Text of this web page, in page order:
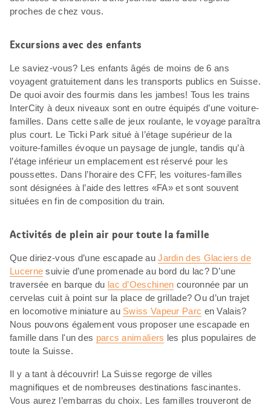
proches de chez vous.
Excursions avec des enfants
Le saviez-vous? Les enfants âgés de moins de 6 ans
voyagent gratuitement dans les transports publics en Suisse.
De quoi avoir des fourmis dans les jambes! Tous les trains
InterCity à deux niveaux sont en outre équipés d’une voiture-
familles. Dans cette salle de jeux roulante, le voyage paraîtra
plus court. Le Ticki Park situé à l’étage supérieur de la
voiture-familles évoque un paysage de jungle, tandis qu’à
l’étage inférieur un emplacement est réservé pour les
poussettes. Dans l’horaire des CFF, les voitures-familles
sont désignées à l’aide des lettres «FA» et sont souvent
situées en fin de composition du train.
Activités de plein air pour toute la famille
Que diriez-vous d’une escapade auJardin des Glaciers de
Lucerne suivie d’une promenade au bord du lac? D’une
traversée en barque du lac d’Oeschinen couronnée par un
cervelas cuit à point sur la place de grillade? Ou d’un trajet
en locomotive miniature au Swiss Vapeur Parc en Valais?
Nous pouvons également vous proposer une escapade en
famille dans l'un des parcs animaliers les plus populaires de
toute la Suisse.
Il y a tant à découvrir! La Suisse regorge de villes
magnifiques et de nombreuses destinations fascinantes.
Vous aurez l’embarras du choix. Les familles trouveront de